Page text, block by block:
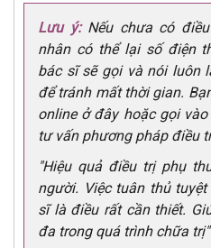
Lưu ý:Nếu chưa có điều
nhân có thể lại số điện
bác sĩ sẽ gọi và nói luôn
để tránh mất thời gian.
online ở đây hoặc gọi
tư vấn phương pháp điều
"Hiệu quả điều trị phụ
người. Việc tuân thủ
sĩ là điều rất cần thiết.
đa trong quá trình chữa trị"